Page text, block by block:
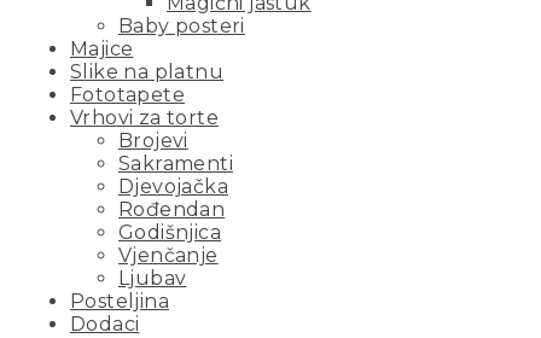
Baby posteri
Majice
Slike na platnu
Fototapete
Vrhovi za torte
Brojevi
Sakramenti
Djevojačka
Rođendan
Godišnjica
Vjenčanje
Ljubav
Posteljina
Dodaci